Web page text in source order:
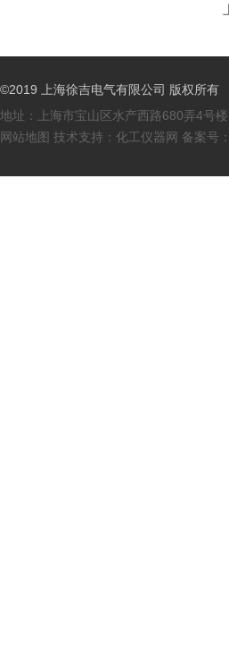
©2019 上海徐吉电气有限公司 版权所有
地址：上海市宝山区水产西路680弄4号
网站地图 技术支持： 化工仪器网 备案号：